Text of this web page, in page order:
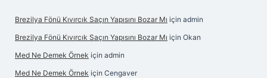
Brezilya Fönü Kıvırcık Saçın Yapısını Bozar Mı için admin
Brezilya Fönü Kıvırcık Saçın Yapısını Bozar Mı için Okan
Med Ne Demek Örnek için admin
Med Ne Demek Örnek için Cengaver